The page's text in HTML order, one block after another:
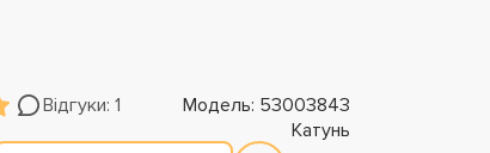
Відгуки: 1 Модель: 53003843
Катунь